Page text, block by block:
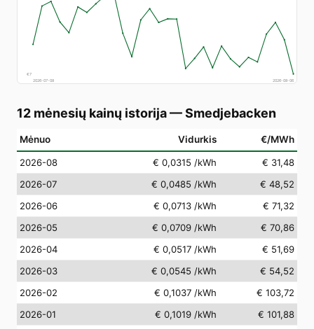
€7
2026-07-08
2026-08-06
12 mėnesių kainų istorija—Smedjebacken
Mėnuo Vidurkis €/MWh
2026-08 € 0,0315 /kWh
€ 31,48
2026-07
€ 0,0485 /kWh
€ 48,52
2026-06
€ 0,0713 /kWh
€ 71,32
2026-05
€ 0,0709 /kWh
€ 70,86
2026-04
€ 0,0517 /kWh
€ 51,69
2026-03
€ 0,0545 /kWh
€ 54,52
2026-02
€ 0,1037 /kWh
€ 103,72
2026-01
€ 0,1019 /kWh
€ 101,88